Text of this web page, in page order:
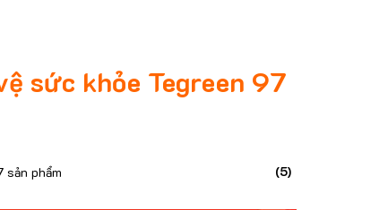
sức khỏe Tegreen 97
phẩm (5)